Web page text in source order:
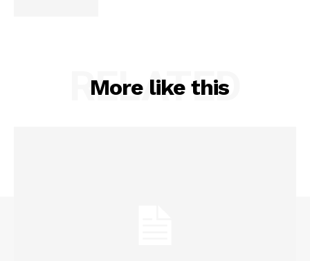
More like this
RELATED